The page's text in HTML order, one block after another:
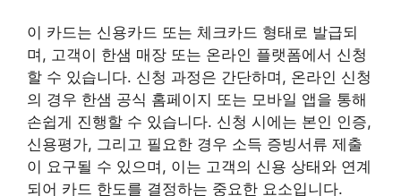
이 카드는 신용카드 또는 체크카드 형태로 발급되
며, 고객이 한샘 매장 또는 온라인 플랫폼에서 신청
할 수 있습니다. 신청 과정은 간단하며, 온라인 신청
의 경우 한샘 공식 홈페이지 또는 모바일 앱을 통해
손쉽게 진행할 수 있습니다. 신청 시에는 본인 인증,
신용평가, 그리고 필요한 경우 소득 증빙서류 제출
이 요구될 수 있으며, 이는 고객의 신용 상태와 연계
되어 카드 한도를 결정하는 중요한 요소입니다.